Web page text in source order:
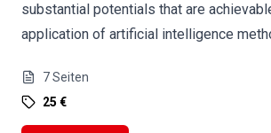
substantial potentials that are
application of artificial intelligence
7Seiten
25 €